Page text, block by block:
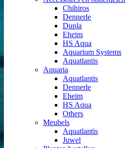
Chihiros
Dennerle
Dupla
Eheim
HS Aqua
Aquarium Systems
Aquatlantis
Aquaria
Aquatlantis
Dennerle
Eheim
HS Aqua
Others
Meubels
Aquatlantis
Juwel